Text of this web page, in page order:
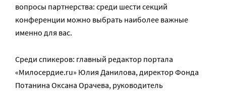
вопросы партнерства: среди шести секций
конференции можно выбрать наиболее важные
именно для вас.
Среди спикеров: главный редактор портала
«Милосердие.ru» Юлия Данилова, директор Фонда
Потанина Оксана Орачева, руководитель